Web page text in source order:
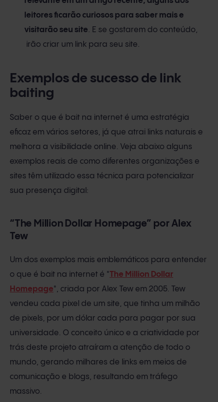
leitores ficarão curiosos para saber mais e
visitarão seu site. E se gostarem do conteúdo,
irão criar um link para seu site.
Exemplos de sucesso de link
baiting
Saber o que é bait na internet é uma estratégia
eficaz em vários setores, já que atrai links naturais e
melhora a visibilidade online. Veja abaixo alguns
exemplos reais de como diferentes organizações e
sites têm utilizado essa técnica para potencializar
sua presença digital:
“The Million Dollar Homepage” por Alex
Tew
Um dos exemplos mais emblemáticos para entender
o que é bait na internet é "The Million Dollar
Homepage", criada por Alex Tew em 2005. Tew
vendeu cada pixel de um site, que tinha um milhão
de pixels, por um dólar cada para pagar por sua
universidade. O conceito único e a criatividade por
trás deste projeto atraíram a atenção de todo o
mundo, gerando milhares de links em meios de
comunicação e blogs, resultando em tráfego
massivo.